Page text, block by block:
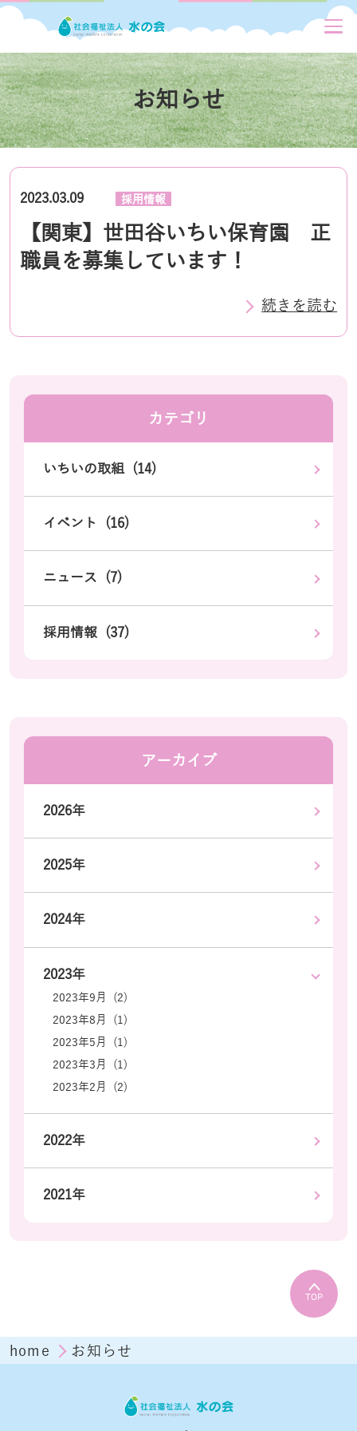
お知らせ
2023.03.09 採用情報
【関東】世田谷いちい保育園 正
職員を募集しています！
続きを読む
カテゴリ
いちいの取組 (14)
イベント (16)
ニュース (7)
採用情報 (37)
アーカイブ
2026年
2025年
2024年
2023年
2023年9月 (2)
2023年8月 (1)
2023年5月 (1)
2023年3月 (1)
2023年2月 (2)
2022年
2021年
TOP
home お知らせ